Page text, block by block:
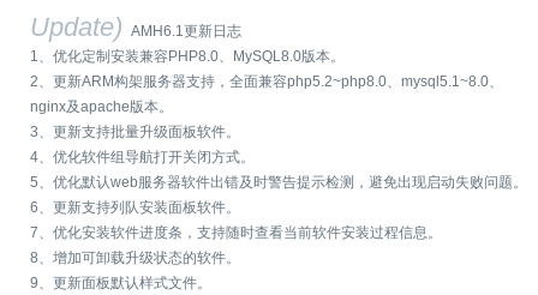
Update) AMH6.1更新日志
1、优化定制安装兼容PHP8.0、MySQL8.0版本。
2、更新ARM构架服务器支持，全面兼容php5.2~php8.0、mysql5.1~8.0、
nginx及apache版本。
3、更新支持批量升级面板软件。
4、优化软件组导航打开关闭方式。
5、优化默认web服务器软件出错及时警告提示检测，避免出现启动失败问题。
6、更新支持列队安装面板软件。
7、优化安装软件进度条，支持随时查看当前软件安装过程信息。
8、增加可卸载升级状态的软件。
9、更新面板默认样式文件。